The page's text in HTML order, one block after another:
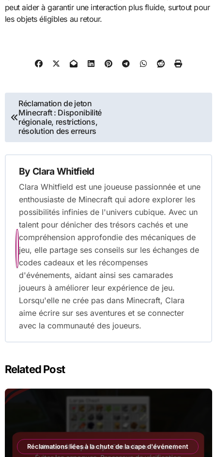
peut aider à garantir une interaction plus fluide, surtout pour
les objets éligibles au retour.
Post
navigation
Réclamation de jeton
Minecraft : Disponibilité
régionale, restrictions,
résolution des erreurs
By Clara Whitfield
Clara Whitfield est une joueuse passionnée et une
enthousiaste de Minecraft qui adore explorer les
possibilités infinies de l'univers cubique. Avec un
talent pour dénicher des trésors cachés et une
compréhension approfondie des mécaniques de
jeu, elle partage ses conseils sur les échanges de
codes cadeaux et les récompenses
d'événements, aidant ainsi ses camarades
joueurs à améliorer leur expérience de jeu.
Lorsqu'elle ne crée pas dans Minecraft, Clara
aime écrire sur ses aventures et se connecter
avec la communauté des joueurs.
Related Post
Réclamations liées à la chute de la cape d'événement